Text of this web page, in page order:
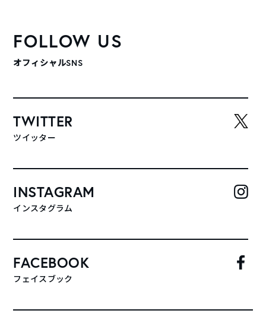
FOLLOW US
オフィシャルSNS
TWITTER
ツイッター
INSTAGRAM
インスタグラム
FACEBOOK
フェイスブック